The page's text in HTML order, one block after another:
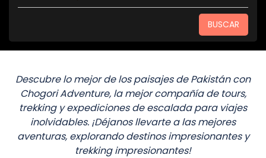
BUSCAR
Descubre lo mejor de los paisajes de Pakistán con
Chogori Adventure, la mejor compañía de tours,
trekking y expediciones de escalada para viajes
inolvidables. ¡Déjanos llevarte a las mejores
aventuras, explorando destinos impresionantes y
trekking impresionantes!